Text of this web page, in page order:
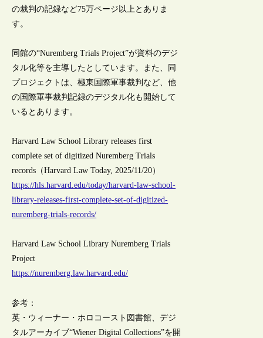
の裁判の記録など75万ページ以上とありま
す。
同館の“Nuremberg Trials Project”が資料のデジ
タル化等を主導したとしています。また、同
プロジェクトは、極東国際軍事裁判など、他
の国際軍事裁判記録のデジタル化も開始して
いるとあります。
Harvard Law School Library releases first
complete set of digitized Nuremberg Trials
records（Harvard Law Today, 2025/11/20）
https://hls.harvard.edu/today/harvard-law-school-
library-releases-first-complete-set-of-digitized-
nuremberg-trials-records/
Harvard Law School Library Nuremberg Trials
Project
https://nuremberg.law.harvard.edu/
参考：
英・ウィーナー・ホロコースト図書館、デジ
タルアーカイブ“Wiener Digital Collections”を開